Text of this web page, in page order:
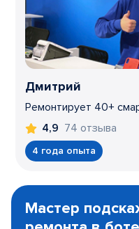
Дмитрий
Ремонтирует 40+
4,9 74 отзыва
4 года опыта
1
Мастер